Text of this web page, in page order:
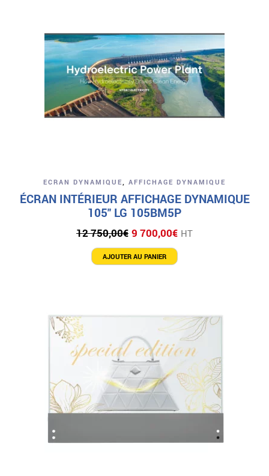
ECRAN DYNAMIQUE AFFICHAGE DYNAMIQUE
ÉCRAN INTÉRIEUR AFFICHAGE DYNAMIQUE
105″ LG 105BM5P
12 750,00€ Le
prix
initial
9 700,00€Le
actuel
HT
AJOUTER AU PANIER